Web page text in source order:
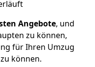
Angebote, und
zu können,
für Ihren Umzug
können.